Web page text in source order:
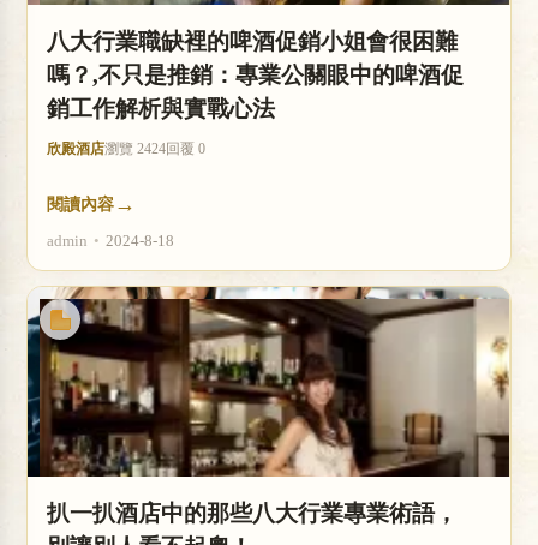
八大行業職缺裡的啤酒促銷小姐會很困難
嗎？,不只是推銷：專業公關眼中的啤酒促
銷工作解析與實戰心法
欣殿酒店瀏覽 2424回覆 0
閱讀內容 →
admin • 2024-8-18
扒一扒酒店中的那些八大行業專業術語，